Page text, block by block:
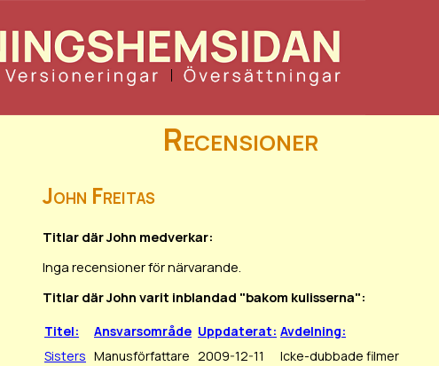
Recensioner
John Freitas
Titlar där John medverkar:
Inga recensioner för närvarande.
Titlar där John varit inblandad "bakom kulisserna":
Titel: Ansvarsområde Uppdaterat: Avdelning:
Sisters Manusförfattare 2009-12-11 Icke-dubbade filmer